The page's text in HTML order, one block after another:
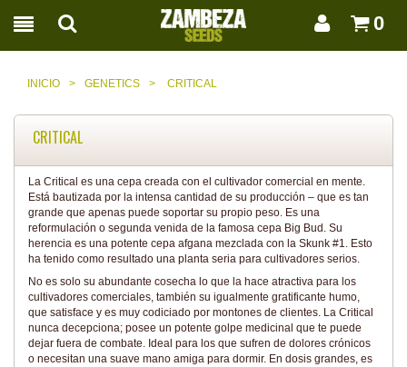
0
INICIO > GENETICS > CRITICAL
CRITICAL
La Critical es una cepa creada con el cultivador comercial en mente.
Está bautizada por la intensa cantidad de su producción – que es tan
grande que apenas puede soportar su propio peso. Es una
reformulación o segunda venida de la famosa cepa Big Bud. Su
herencia es una potente cepa afgana mezclada con la Skunk #1. Esto
ha tenido como resultado una planta seria para cultivadores serios.
No es solo su abundante cosecha lo que la hace atractiva para los
cultivadores comerciales, también su igualmente gratificante humo,
que satisface y es muy codiciado por montones de clientes. La Critical
nunca decepciona; posee un potente golpe medicinal que te puede
dejar fuera de combate. Ideal para los que sufren de dolores crónicos
o necesitan una suave mano amiga para dormir. En dosis grandes, es